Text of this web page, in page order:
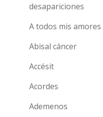
desapariciones
A todos mis amores
Abisal cáncer
Accésit
Acordes
Ademenos